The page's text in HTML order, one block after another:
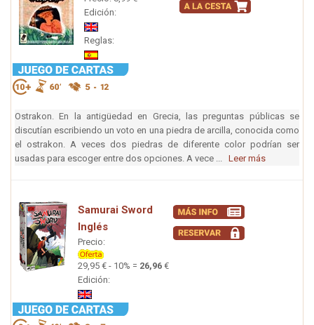
Edición:
Reglas:
Ostrakon. En la antigüedad en Grecia, las preguntas públicas se
discutían escribiendo un voto en una piedra de arcilla, conocida como
el ostrakon. A veces dos piedras de diferente color podrían ser
usadas para escoger entre dos opciones. A vece ... Leer más
Samurai Sword
Inglés
Precio:
29,95 € - 10% = 26,96 €
Edición: